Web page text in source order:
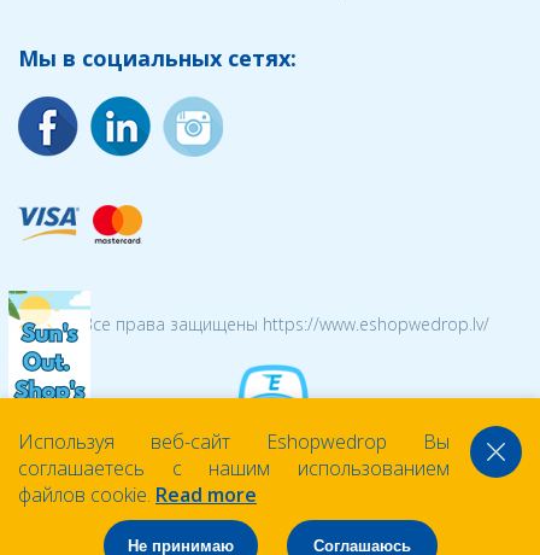
Мы в социальных сетях:
© 2026 Все права защищены https://www.eshopwedrop.lv/
Используя веб-сайт Eshopwedrop Вы
соглашаетесь с нашим использованием
файлов cookie. Read more
Не принимаю Соглашаюсь